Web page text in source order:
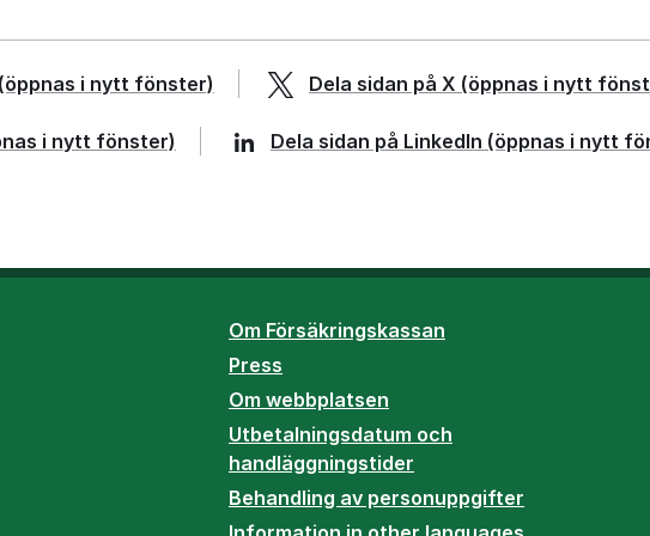
(öppnas i nytt fönster) Dela sidan på X (öppnas i nytt
i nytt fönster) Dela sidan på LinkedIn (öppnas i nytt
Om Försäkringskassan
Press
Om webbplatsen
Utbetalningsdatum och
handläggningstider
Behandling av personuppgifter